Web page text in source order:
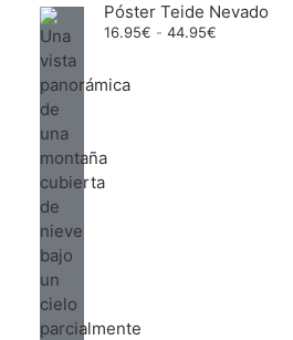
Póster Teide Nevado
16.95€ - 44.95€